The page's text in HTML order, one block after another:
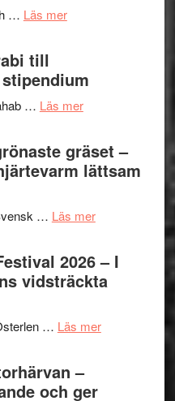
X-
I
Want
to
Believe
Vrach
Frankenshtey
med
Mulder
och
Dana
… Läs merom
presenterar
19
titlar
i
till
… Läs merom
Shahab
Mehrabi
till
Kulturs
gräset –
lättsam
… Läs merom
Filmrecension:
Det
grönaste
gräset
en
hjärtevarm
2026 – I
vidsträckta
… Läs merom
–
och ger